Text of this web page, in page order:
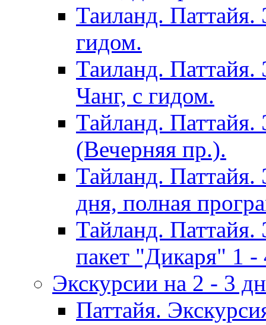
Таиланд.
гидом.
Таиланд.
Чанг, с гидом.
Тайланд. Паттайя.
(Вечерняя пр.).
Тайланд. Паттайя.
дня, полная
Тайланд. Паттайя.
пакет "Дикаря" 1 -
Экскурсии на 2 - 3
Паттайя.